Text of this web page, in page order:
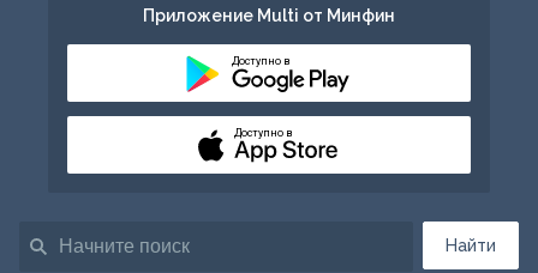
Найти
Приложение Multi от Минфин
Доступно в
Доступно в